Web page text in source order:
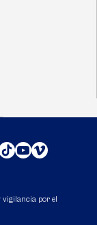
vigilancia por el